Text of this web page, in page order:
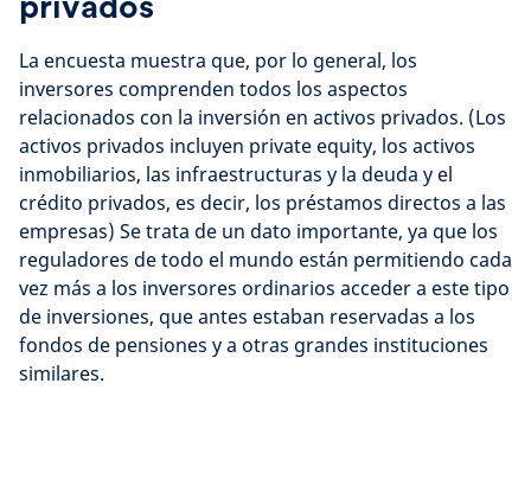
La encuesta muestra que, por lo general, los
inversores comprenden todos los aspectos
relacionados con la inversión en activos privados. (Los
activos privados incluyen private equity, los activos
inmobiliarios, las infraestructuras y la deuda y el
crédito privados, es decir, los préstamos directos a las
empresas) Se trata de un dato importante, ya que los
reguladores de todo el mundo están permitiendo cada
vez más a los inversores ordinarios acceder a este tipo
de inversiones, que antes estaban reservadas a los
fondos de pensiones y a otras grandes instituciones
similares.